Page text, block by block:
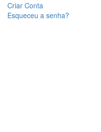
Criar Conta
Esqueceu a senha?